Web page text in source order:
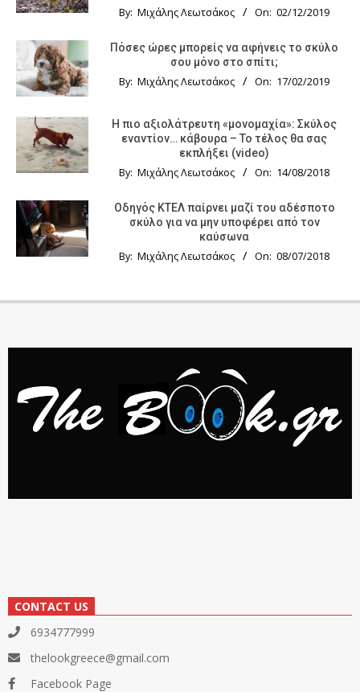
By: Μιχάλης Λεωτσάκος On: 02/12/2019
Πόσες ώρες μπορείς να αφήνεις το σκύλο
σου μόνο στο σπίτι;
By: Μιχάλης Λεωτσάκος On: 17/02/2019
Η πιο αξιολάτρευτη «μονομαχία»: Σκύλος
εναντίον… κάβουρα – Το τέλος θα σας
εκπλήξει (video)
By: Μιχάλης Λεωτσάκος On: 14/08/2018
Οδηγός KTΕΛ παίρνει μαζί του αδέσποτο
σκύλο για να μην υποφέρει από τον
καύσωνα
By: Μιχάλης Λεωτσάκος On: 08/07/2018
CONTACT US
6934777999
thelookgreece@gmail.com
Facebook Page